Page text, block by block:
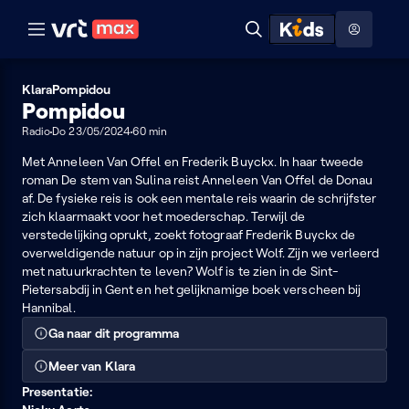
Naar hoofdinhoud Naar audiodescriptie Naar help
Zoeken
ontdekken
KlaraPompidou
Pompidou
RadioDo 23/05/202460 min
Met Anneleen Van Offel en Frederik Buyckx. In haar tweede
roman De stem van Sulina reist Anneleen Van Offel de Donau
af. De fysieke reis is ook een mentale reis waarin de schrijfster
zich klaarmaakt voor het moederschap. Terwijl de
verstedelijking oprukt, zoekt fotograaf Frederik Buyckx de
overweldigende natuur op in zijn project Wolf. Zijn we verleerd
met natuurkrachten te leven? Wolf is te zien in de Sint-
Pietersabdij in Gent en het gelijknamige boek verscheen bij
Hannibal.
Ga naar dit programma
Meer van Klara
Presentatie: